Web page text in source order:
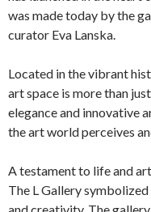
was made today by the
curator Eva Lanska.
Located in the vibrant
art space is more than
elegance and innovative
the art world perceives
A testament to life and
The L Gallery